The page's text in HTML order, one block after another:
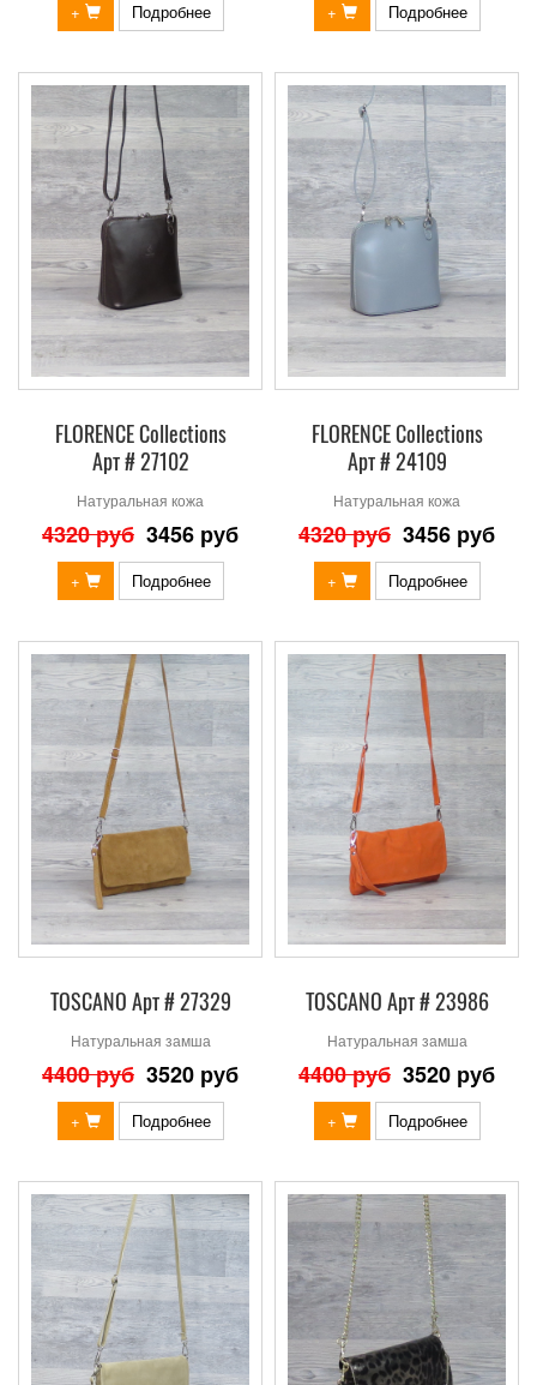
+ Подробнее + Подробнее
FLORENCE Collections
Арт # 27102
Натуральная кожа
4320 руб 3456 руб
+ Подробнее
FLORENCE Collections
Арт # 24109
Натуральная кожа
4320 руб 3456 руб
+ Подробнее
TOSCANO Арт # 27329
Натуральная замша
4400 руб 3520 руб
+ Подробнее
TOSCANO Арт # 23986
Натуральная замша
4400 руб 3520 руб
+ Подробнее